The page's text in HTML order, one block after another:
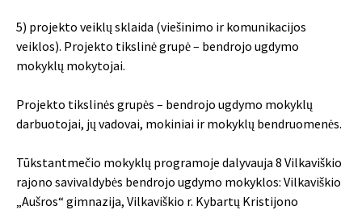
5) projekto veiklų sklaida (viešinimo ir komunikacijos
veiklos). Projekto tikslinė grupė – bendrojo ugdymo
mokyklų mokytojai.
Projekto tikslinės grupės – bendrojo ugdymo mokyklų
darbuotojai, jų vadovai, mokiniai ir mokyklų bendruomenės.
Tūkstantmečio mokyklų programoje dalyvauja 8 Vilkaviškio
rajono savivaldybės bendrojo ugdymo mokyklos: Vilkaviškio
„Aušros“ gimnazija, Vilkaviškio r. Kybartų Kristijono